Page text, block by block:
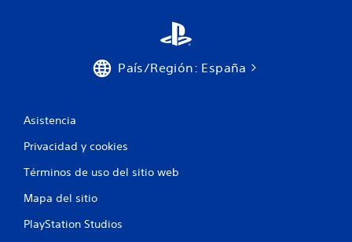
País/Región: España
Asistencia
Privacidad y cookies
Términos de uso del sitio web
Mapa del sitio
PlayStation Studios